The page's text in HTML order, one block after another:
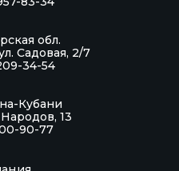
обл.
Садовая, 2/7
34-54
Кубани
13
90-77